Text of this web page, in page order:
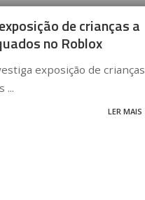
de crianças a
no Roblox
exposição de crianças
...
LER MAIS